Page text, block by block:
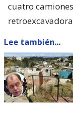
cuatro
Lee también...